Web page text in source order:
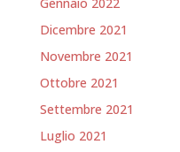
Dicembre 2021
Novembre 2021
Ottobre 2021
Settembre 2021
Luglio 2021